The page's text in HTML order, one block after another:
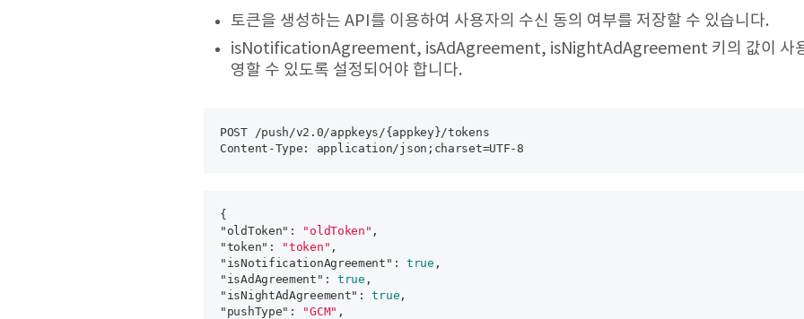
토큰을 생성하는 API를 이용하여 사용자의 수신 동의 여부를 저장할 수 있습니다.
isNotificationAgreement, isAdAgreement, isNightAdAgreement 키의 값이 사용
영할 수 있도록 설정되어야 합니다.
POST /push/v2.0/appkeys/{appkey}/tokens
{
" oldToken": "oldToken" ,
"token": "token" ,
" isNotificationAgreement ": true ,
" isAdAgreement ": true ,
" isNightAdAgreement": true ,
" pushType": "GCM" ,